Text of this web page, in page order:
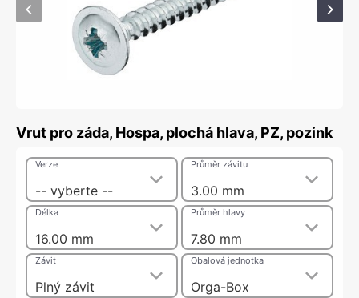
Vrut pro záda, Hospa, plochá hlava, PZ, pozink
-- vyberte --
Verze
3.00 mm
Průměr závitu
16.00 mm
Délka
7.80 mm
Průměr hlavy
Plný závit
Závit
Orga-Box
Obalová jednotka